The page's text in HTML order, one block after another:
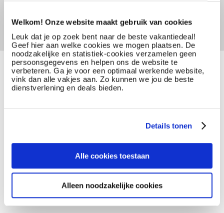
Welkom! Onze website maakt gebruik van cookies
Leuk dat je op zoek bent naar de beste vakantiedeal!
Geef hier aan welke cookies we mogen plaatsen. De
noodzakelijke en statistiek-cookies verzamelen geen
persoonsgegevens en helpen ons de website te
verbeteren. Ga je voor een optimaal werkende website,
vink dan alle vakjes aan. Zo kunnen we jou de beste
dienstverlening en deals bieden.
Details tonen
Alle cookies toestaan
Alleen noodzakelijke cookies